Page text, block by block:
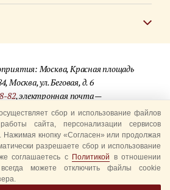
Москва, Красная площадь
Москва, ул. Беговая, д. 6
82, электронная почта —
сайт фестиваля «Спасская башня»
«Сибирикс»
сбор и использование файлов
сайта, персонализации сервисов
Нажимая кнопку «Согласен» или продолжая
разрешаете сбор и использование
соглашаетесь с Политикой в отношении
можете отключить файлы cookie